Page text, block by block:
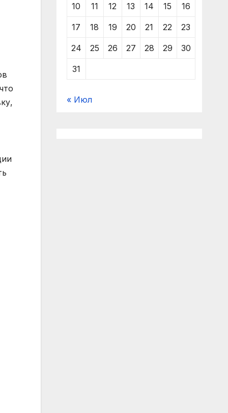
10 11 12 13 14 15 16
17 18 19 20 21 22 23
24 25 26 27 28 29 30
31
« Июл